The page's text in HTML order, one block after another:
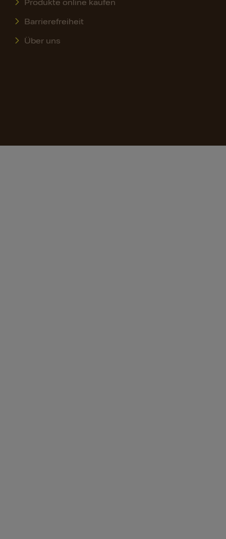
Produkte online kaufen
Barrierefreiheit
Über uns